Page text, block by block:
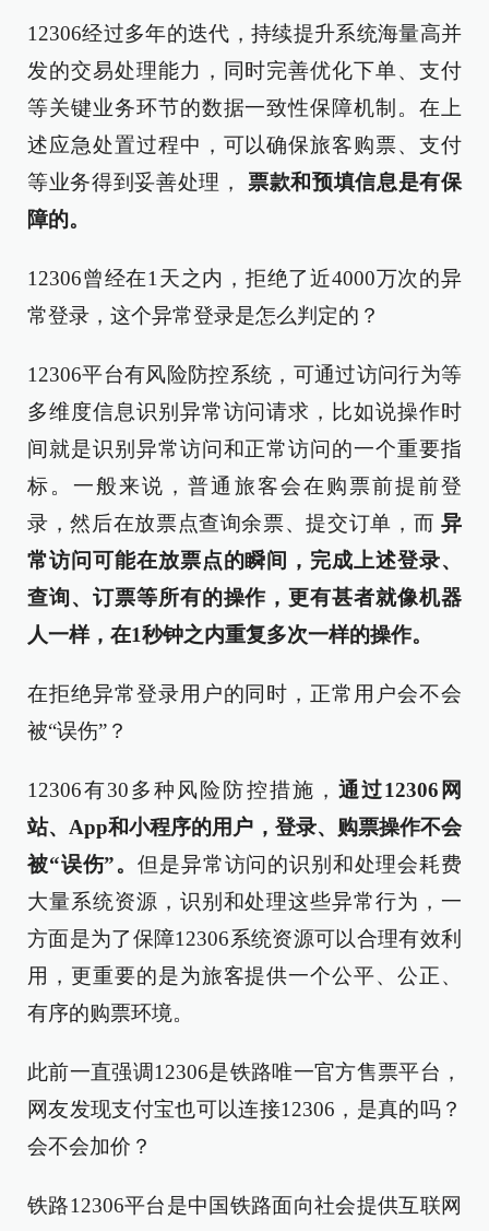
12306经过多年的迭代，持续提升系统海量高并
发的交易处理能力，同时完善优化下单、支付
等关键业务环节的数据一致性保障机制。在上
述应急处置过程中，可以确保旅客购票、支付
等业务得到妥善处理，
票款和预填信息是有保
障的。
12306曾经在1天之内，拒绝了近4000万次的异
常登录，这个异常登录是怎么判定的？
12306平台有风险防控系统，可通过访问行为等
多维度信息识别异常访问请求，比如说操作时
间就是识别异常访问和正常访问的一个重要指
标。一般来说，普通旅客会在购票前提前登
录，然后在放票点查询余票、提交订单，而 异
常访问可能在放票点的瞬间，完成上述登录、
查询、订票等所有的操作，更有甚者就像机器
人一样，在1秒钟之内重复多次一样的操作。
在拒绝异常登录用户的同时，正常用户会不会
被“误伤”？
12306有30多种风险防控措施， 通过12306网
站、App和小程序的用户，登录、购票操作不会
被“误伤”。但是异常访问的识别和处理会耗费
大量系统资源，识别和处理这些异常行为，一
方面是为了保障12306系统资源可以合理有效利
用，更重要的是为旅客提供一个公平、公正、
有序的购票环境。
此前一直强调12306是铁路唯一官方售票平台，
网友发现支付宝也可以连接12306，是真的吗？
会不会加价？
铁路12306平台是中国铁路面向社会提供互联网